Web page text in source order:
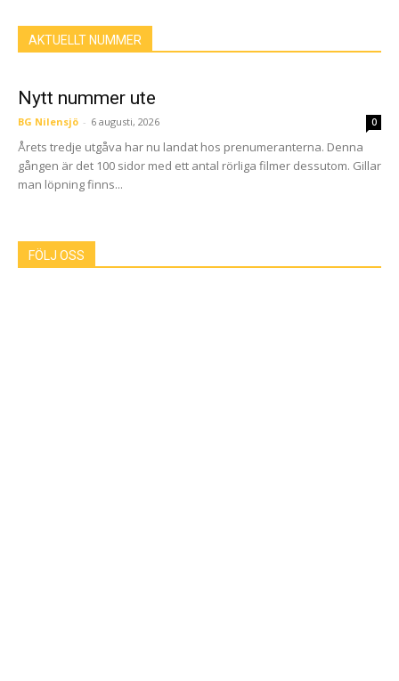
AKTUELLT NUMMER
Nytt nummer ute
BG Nilensjö - 6 augusti, 2026 0
Årets tredje utgåva har nu landat hos prenumeranterna. Denna
gången är det 100 sidor med ett antal rörliga filmer dessutom. Gillar
man löpning finns...
FÖLJ OSS